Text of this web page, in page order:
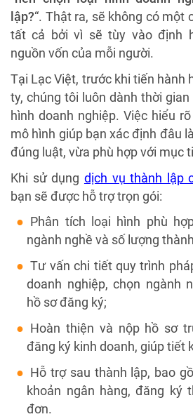
lập?“. Thật ra, sẽ không có một
tất cả bởi vì sẽ tùy vào định
nguồn vốn của mỗi người.
Tại Lạc Việt, trước khi tiến hành
ty, chúng tôi luôn dành thời
hình doanh nghiệp. Việc hiểu
mô hình giúp bạn xác định đâu
đúng luật, vừa phù hợp với mục
Khi sử dụng dịch vụ thành lập
bạn sẽ được hỗ trợ trọn gói:
Phân tích loại hình phù
ngành nghề và số lượng
Tư vấn chi tiết quy trình
doanh nghiệp, chọn ngành
hồ sơ đăng ký;
Hoàn thiện và nộp hồ sơ
đăng ký kinh doanh, giúp tiết
Hỗ trợ sau thành lập, bao
khoản ngân hàng, đăng ký
đơn.